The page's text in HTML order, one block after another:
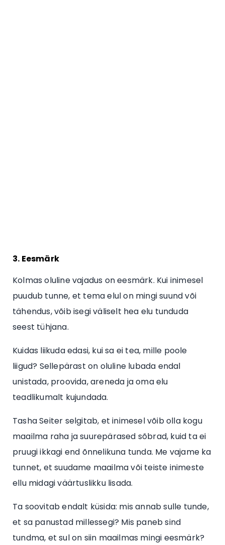
3. Eesmärk
Kolmas oluline vajadus on eesmärk. Kui inimesel
puudub tunne, et tema elul on mingi suund või
tähendus, võib isegi väliselt hea elu tunduda
seest tühjana.
Kuidas liikuda edasi, kui sa ei tea, mille poole
liigud? Sellepärast on oluline lubada endal
unistada, proovida, areneda ja oma elu
teadlikumalt kujundada.
Tasha Seiter selgitab, et inimesel võib olla kogu
maailma raha ja suurepärased sõbrad, kuid ta ei
pruugi ikkagi end õnnelikuna tunda. Me vajame ka
tunnet, et suudame maailma või teiste inimeste
ellu midagi väärtuslikku lisada.
Ta soovitab endalt küsida: mis annab sulle tunde,
et sa panustad millessegi? Mis paneb sind
tundma, et sul on siin maailmas mingi eesmärk?